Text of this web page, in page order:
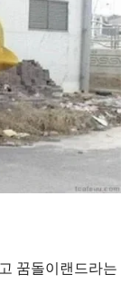
꿈돌이랜드라는